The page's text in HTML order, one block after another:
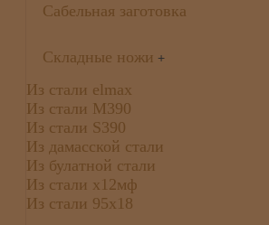
Сабельная заготовка
Складные ножи +
Из стали elmax
Из стали М390
Из стали S390
Из дамасской стали
Из булатной стали
Из стали х12мф
Из стали 95х18